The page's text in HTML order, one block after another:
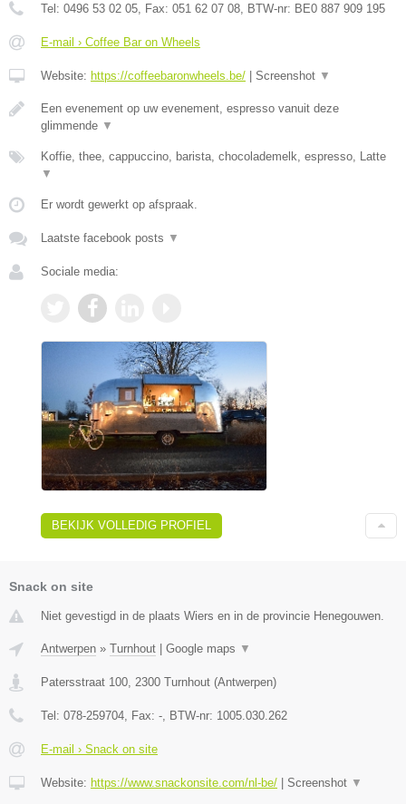
Tel: 0496 53 02 05 , Fax: 051 62 07 08 , BTW-nr: BE0 887 909 195
E-mail › Coffee Bar on Wheels
Website: https://coffeebaronwheels.be/ | Screenshot ▼
Een evenement op uw evenement, espresso vanuit deze
glimmende ▼
Koffie, thee, cappuccino, barista, chocolademelk, espresso, Latte
▼
Er wordt gewerkt op afspraak.
Laatste facebook posts ▼
Sociale media:
BEKIJK VOLLEDIG PROFIEL
Snack on site
Niet gevestigd in de plaats Wiers en in de provincie Henegouwen.
Antwerpen » Turnhout Google maps ▼
Patersstraat 100, 2300 Turnhout (Antwerpen)
Tel: 078-259704, Fax: -, BTW-nr: 1005.030.262
E-mail › Snack on site
Website: https://www.snackonsite.com/nl-be/ Screenshot ▼